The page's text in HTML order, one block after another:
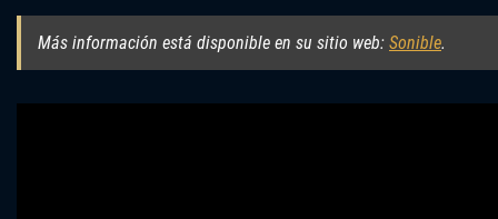
Más información está disponible en su sitio web: Sonible.